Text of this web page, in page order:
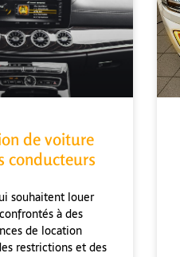
de voiture
conducteurs
souhaitent louer
à des
de location
restrictions et des